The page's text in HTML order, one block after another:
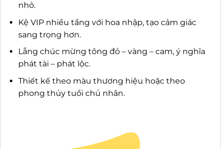
nhỏ.
Kệ VIP nhiều tầng với hoa nhập, tạo cảm giác
sang trọng hơn.
Lẵng chúc mừng tông đỏ – vàng – cam, ý nghĩa
phát tài – phát lộc.
Thiết kế theo màu thương hiệu hoặc theo
phong thủy tuổi chủ nhân.